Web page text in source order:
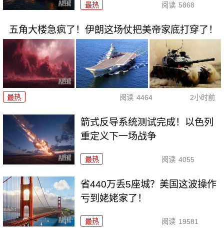
最热 阅读 5868
五角大楼急疯了！伊朗这场仗把美帝家底打穿了！
最热 阅读 4464 2小时前
箭式反导系统测试完成！以色列
重定义下一场战争
最热 阅读 4055
省440万丢5座城？美国这波操作
亏到姥姥家了！
最热 阅读 19581